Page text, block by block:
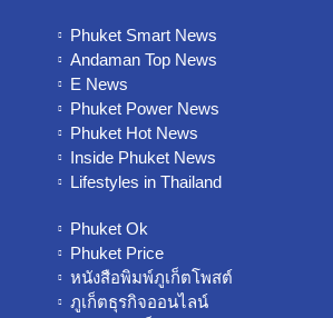
Phuket Smart News
Andaman Top News
E News
Phuket Power News
Phuket Hot News
Inside Phuket News
Lifestyles in Thailand
Phuket Ok
Phuket Price
หนังสือพิมพ์ภูเก็ตโพสต์
ภูเก็ตธุรกิจออนไลน์